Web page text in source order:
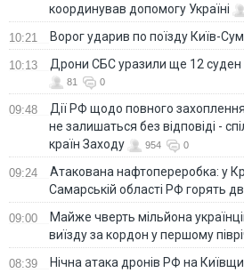
координував допомогу Україні
10:21 Ворог ударив по поїзду Київ-
10:13 Дрони СБС уразили ще 12 суден
81 0
09:48
Дії РФ щодо повного
не залишаться без відповіді -
країн Заходу
954 0
09:24
Атакована нафтопереробка: у
Самарській області РФ горять
09:00
Майже чверть мільйона
виїзду за кордон у першому
08:39 Нічна атака дронів РФ на